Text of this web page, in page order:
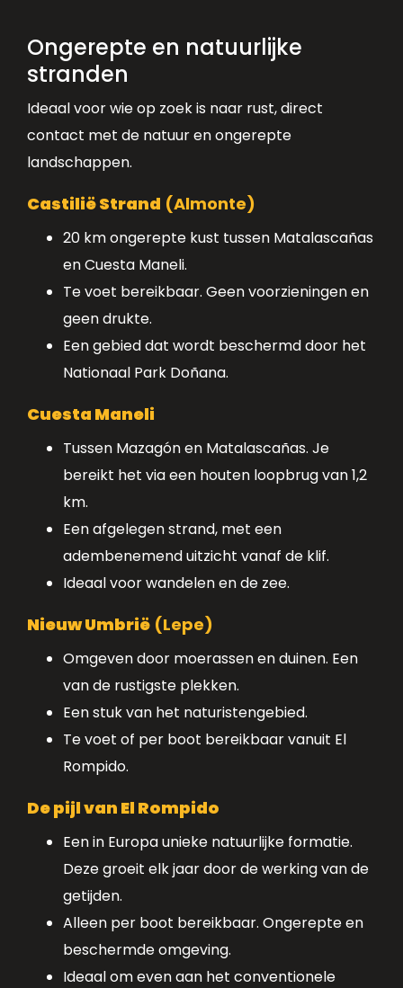
Ongerepte en natuurlijke
stranden
Ideaal voor wie op zoek is naar rust, direct
contact met de natuur en ongerepte
landschappen.
Castilië Strand (Almonte)
20 km ongerepte kust tussen Matalascañas
en Cuesta Maneli.
Te voet bereikbaar. Geen voorzieningen en
geen drukte.
Een gebied dat wordt beschermd door het
Nationaal Park Doñana.
Cuesta Maneli
Tussen Mazagón en Matalascañas. Je
bereikt het via een houten loopbrug van 1,2
km.
Een afgelegen strand, met een
adembenemend uitzicht vanaf de klif.
Ideaal voor wandelen en de zee.
Nieuw Umbrië (Lepe)
Omgeven door moerassen en duinen. Een
van de rustigste plekken.
Een stuk van het naturistengebied.
Te voet of per boot bereikbaar vanuit El
Rompido.
De pijl van El Rompido
Een in Europa unieke natuurlijke formatie.
Deze groeit elk jaar door de werking van de
getijden.
Alleen per boot bereikbaar. Ongerepte en
beschermde omgeving.
Ideaal om even aan het conventionele